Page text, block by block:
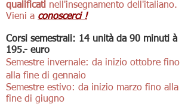
qualificati nell'insegnamento dell'italiano.
Vieni a conoscerci !
Corsi semestrali: 14 unità da 90 minuti à
195.- euro
Semestre invernale: da inizio ottobre fino
alla fine di gennaio
Semestre estivo: da inizio marzo fino alla
fine di giugno